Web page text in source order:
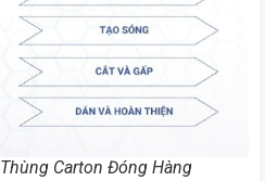
Carton Đóng Hàng